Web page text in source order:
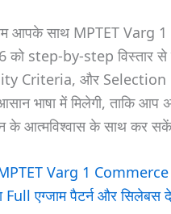
आपके साथ MPTET Varg
step-by-step विस्तार से
Criteria, और Selection
भाषा में मिलेगी, ताकि आप
के आत्मविश्वास के साथ कर
Varg 1
Full एग्जाम पैटर्न और सिलेबस